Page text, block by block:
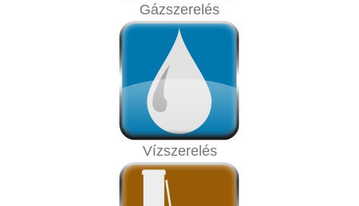
Gázszerelés
Vízszerelés